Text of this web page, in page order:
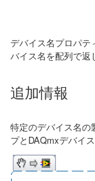
デバイス名プロパテ
バイス名を配列で返
追加情報
特定のデバイス名の
プとDAQmxデバイ